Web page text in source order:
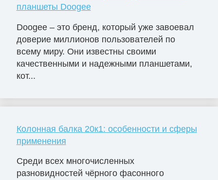
планшеты Doogee
Doogee – это бренд, который уже завоевал
доверие миллионов пользователей по
всему миру. Они известны своими
качественными и надежными планшетами,
кот...
Колонная балка 20к1: особенности и сферы
применения
Среди всех многочисленных
разновидностей чёрного фасонного